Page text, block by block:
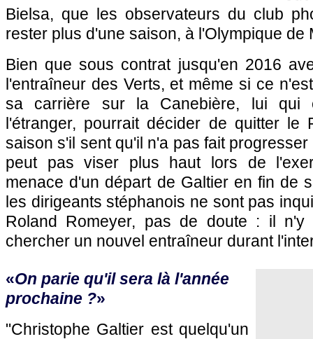
Bielsa, que les observateurs du club
rester plus d'une saison, à l'Olympique de
Bien que sous contrat jusqu'en 2016
l'entraîneur des Verts, et même si ce
sa carrière sur la Canebière, lui qui
l'étranger, pourrait décider de quitter le
saison s'il sent qu'il n'a pas fait
peut pas viser plus haut lors de
menace d'un départ de Galtier en fin de
les dirigeants stéphanois ne sont pas
Roland Romeyer, pas de doute : il
chercher un nouvel entraîneur durant
«On parie qu'il sera là l'année
prochaine ?»
"Christophe Galtier est quelqu'un